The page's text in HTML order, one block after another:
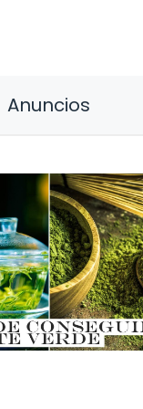
Anuncios